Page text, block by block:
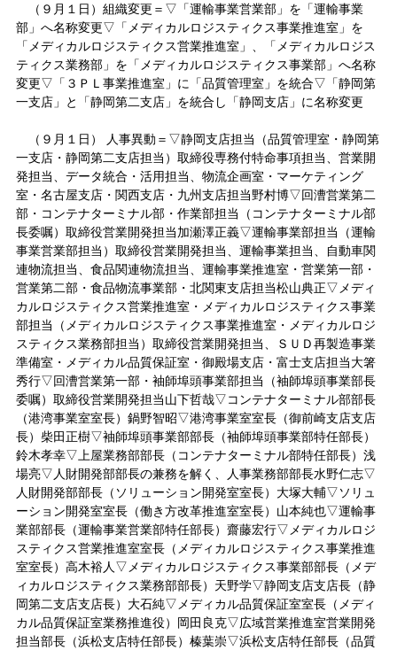
イ
ン
（９月１日）組織変更＝▽「運輸事業営業部」を「運輸事業
部」へ名称変更▽「メディカルロジスティクス事業推進室」を
「メディカルロジスティクス営業推進室」、「メディカルロジス
ティクス業務部」を「メディカルロジスティクス事業部」へ名称
変更▽「３ＰＬ事業推進室」に「品質管理室」を統合▽「静岡第
一支店」と「静岡第二支店」を統合し「静岡支店」に名称変更
（９月１日） 人事異動＝▽静岡支店担当（品質管理室・静岡第
一支店・静岡第二支店担当）取締役専務付特命事項担当、営業開
発担当、データ統合・活用担当、物流企画室・マーケティング
室・名古屋支店・関西支店・九州支店担当野村博▽回漕営業第二
部・コンテナターミナル部・作業部担当（コンテナターミナル部
長委嘱）取締役営業開発担当加瀬澤正義▽運輸事業部担当（運輸
事業営業部担当）取締役営業開発担当、運輸事業担当、自動車関
連物流担当、食品関連物流担当、運輸事業推進室・営業第一部・
営業第二部・食品物流事業部・北関東支店担当松山典正▽メディ
カルロジスティクス営業推進室・メディカルロジスティクス事業
部担当（メディカルロジスティクス事業推進室・メディカルロジ
スティクス業務部担当）取締役営業開発担当、ＳＵＤ再製造事業
準備室・メディカル品質保証室・御殿場支店・富士支店担当大箸
秀行▽回漕営業第一部・袖師埠頭事業部担当（袖師埠頭事業部長
委嘱）取締役営業開発担当山下哲哉▽コンテナターミナル部部長
（港湾事業室室長）鍋野智昭▽港湾事業室室長（御前崎支店支店
長）柴田正樹▽袖師埠頭事業部部長（袖師埠頭事業部特任部長）
鈴木孝幸▽上屋業務部部長（コンテナターミナル部特任部長）浅
場亮▽人財開発部部長の兼務を解く、人事業務部部長水野仁志▽
人財開発部部長（ソリューション開発室室長）大塚大輔▽ソリュ
ーション開発室室長（働き方改革推進室室長）山本純也▽運輸事
業部部長（運輸事業営業部特任部長）齋藤宏行▽メディカルロジ
スティクス営業推進室室長（メディカルロジスティクス事業推進
室室長）高木裕人▽メディカルロジスティクス事業部部長（メデ
ィカルロジスティクス業務部部長）天野学▽静岡支店支店長（静
岡第二支店支店長）大石純▽メディカル品質保証室室長（メディ
カル品質保証室業務推進役）岡田良克▽広域営業推進室営業開発
担当部長（浜松支店特任部長）榛葉崇▽浜松支店特任部長（品質